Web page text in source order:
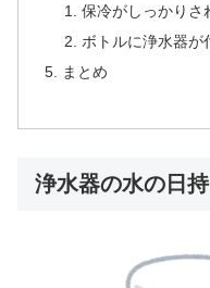
保冷がしっかりさ
ボトルに浄水器が
まとめ
浄水器の水の日